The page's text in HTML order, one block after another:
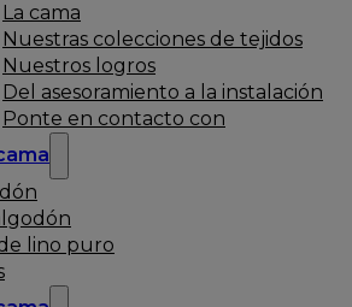
La cama
Nuestras colecciones de tejidos
Nuestros logros
Del asesoramiento a la instalación
Ponte en contacto con
lino puro